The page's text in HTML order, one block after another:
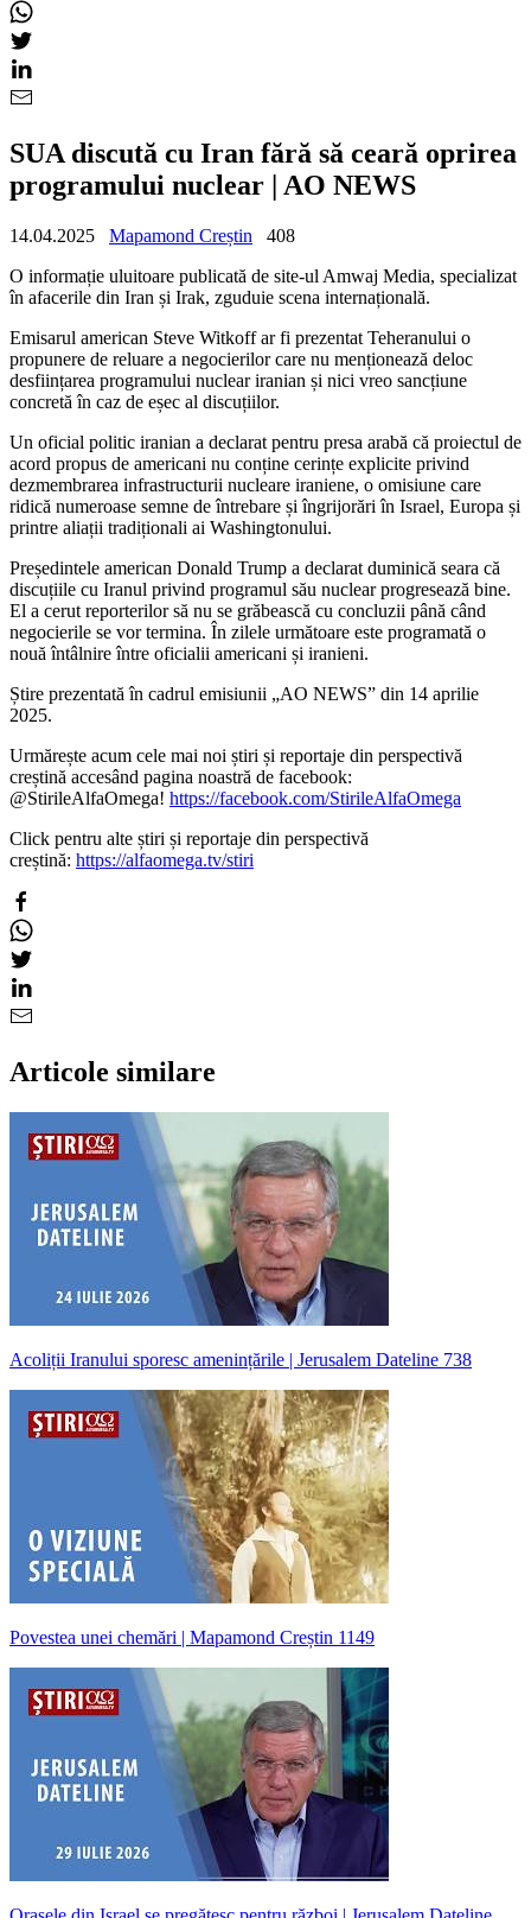
SUA discută cu Iran fără să ceară oprirea
programului nuclear | AO NEWS
14.04.2025 Mapamond Creștin
408
O informație uluitoare publicată de site-ul Amwaj Media, specializat
în afacerile din Iran și Irak, zguduie scena internațională.
Emisarul american Steve Witkoff ar fi prezentat Teheranului o
propunere de reluare a negocierilor care nu menționează deloc
desființarea programului nuclear iranian și nici vreo sancțiune
concretă în caz de eșec al discuțiilor.
Un oficial politic iranian a declarat pentru presa arabă că proiectul de
acord propus de americani nu conține cerințe explicite privind
dezmembrarea infrastructurii nucleare iraniene, o omisiune care
ridică numeroase semne de întrebare și îngrijorări în Israel, Europa și
printre aliații tradiționali ai Washingtonului.
Președintele american Donald Trump a declarat duminică seara că
discuțiile cu Iranul privind programul său nuclear progresează bine.
El a cerut reporterilor să nu se grăbească cu concluzii până când
negocierile se vor termina. În zilele următoare este programată o
nouă întâlnire între oficialii americani și iranieni.
Știre prezentată în cadrul emisiunii „AO NEWS” din 14 aprilie
2025.
Urmărește acum cele mai noi știri și reportaje din perspectivă
creștină accesând pagina noastră de facebook:
@StirileAlfaOmega! https://facebook.com/StirileAlfaOmega
Click pentru alte știri și reportaje din perspectivă
creștină: https://alfaomega.tv/stiri
Articole similare
Acoliții Iranului sporesc amenințările | Jerusalem Dateline 738
Povestea unei chemări | Mapamond Creștin 1149